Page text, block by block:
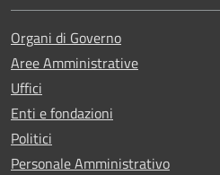
Organi di Governo
Aree Amministrative
Uffici
Enti e fondazioni
Politici
Personale Amministrativo